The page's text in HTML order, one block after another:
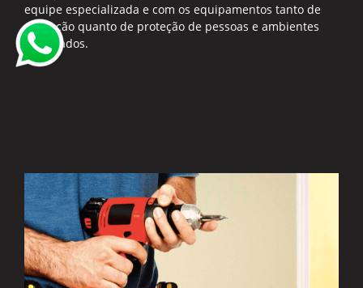
equipe especializada e com os equipamentos tanto de
execução quanto de proteção de pessoas e ambientes
adequados.